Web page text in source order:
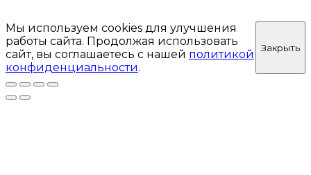
Мы используем cookies для улучшения
работы сайта. Продолжая использовать
сайт, вы соглашаетесь с нашей политикой
конфиденциальности.
Закрыть